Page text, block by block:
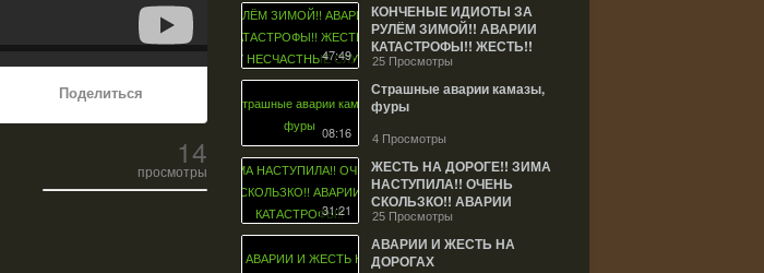
Поделиться
14
просмотры
47:49
КОНЧЕНЫЕ ИДИОТЫ ЗА
РУЛЁМ ЗИМОЙ!! АВАРИИ
КАТАСТРОФЫ!! ЖЕСТЬ!!
2017 НЕСЧАСТНЫЕ СЛУЧАИ
45 мин
25 Просмотры
08:16
Страшные аварии камазы,
фуры
4 Просмотры
31:21
ЖЕСТЬ НА ДОРОГЕ!! ЗИМА
НАСТУПИЛА!! ОЧЕНЬ
СКОЛЬЗКО!! АВАРИИ
КАТАСТРОФЫ!!
НЕСЧАСТНЫЕ СЛУЧАИ!
25 Просмотры
АВАРИИ И ЖЕСТЬ НА
ДОРОГАХ